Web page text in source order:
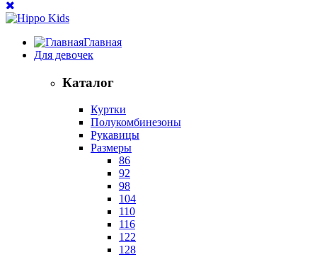
Главная
Для девочек
Каталог
Куртки
Полукомбинезоны
Рукавицы
Размеры
86
92
98
104
110
116
122
128